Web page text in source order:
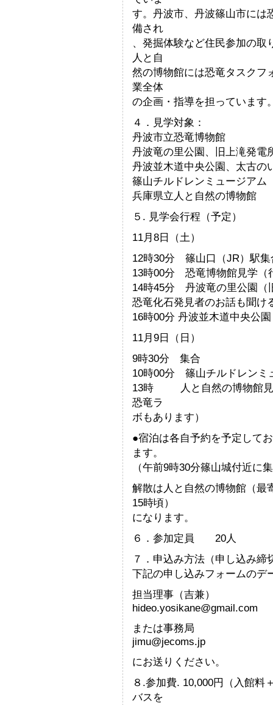
す。丹波市、丹波篠山市には
備され
、発掘体験など住民参加の取
人と自
然の博物館には恐竜タスクフ
業全体
の企画・指導を担っています
４．見学対象：
丹波市立恐竜博物
丹波竜の里公園、旧上滝発電
丹波並木道中央公園、太古の
篠山チルドレンミュー
兵庫県立人と自然の
５. 見学会行程（予定）
11月8日（土）
12時30分 篠山口（JR）駅集
13時00分 恐竜博物館見学（
14時45分 丹波竜の里公園（
恐竜化石発見者のお話も聞け
16時00分 丹波並木道中央公
11月9日（日）
9時30分 集合
10時00分 篠山チルドレンミ
13時 人と自然の博物館見
恐竜ラ
ボもあります）
●宿泊は各自予約を予定して
ます。
（午前9時30分篠山城付近に
解散は人と自然の博物館（
15時頃）
になります。
６．参加定員 20人
７．申込み方法（申し込み締
下記の申し込みフォームのデ
担当理事（吉兼）
hideo.yosikane@gmail.com
または事務局
jimu@jecoms.jp
にお送りください。
８.参加費. 10,000円（入館料
バスを